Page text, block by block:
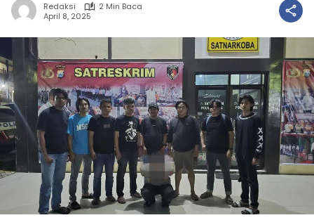
Redaksi
2 Min Baca
April 8, 2025